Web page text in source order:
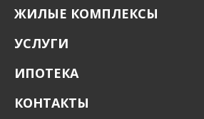
ЖИЛЫЕ КОМПЛЕКСЫ
УСЛУГИ
ИПОТЕКА
КОНТАКТЫ